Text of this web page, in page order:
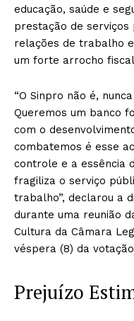
educação, saúde e
prestação de serviços
relações de trabalho
um forte arrocho
“O Sinpro não é,
Queremos um banco
com o
combatemos é esse
controle e a essência
fragiliza o serviço
trabalho”, declarou a
durante uma reunião
Cultura da Câmara
véspera (8) da
Prejuízo